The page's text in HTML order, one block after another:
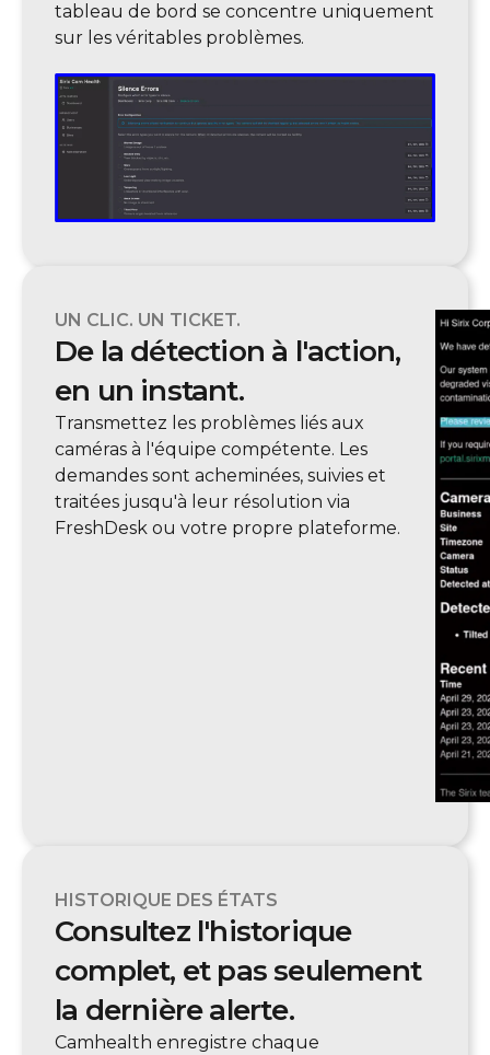
tableau de bord se concentre uniquement
sur les véritables problèmes.
UN CLIC. UN TICKET.
De la détection à l'action,
en un instant.
Transmettez les problèmes liés aux
caméras à l'équipe compétente. Les
demandes sont acheminées, suivies et
traitées jusqu'à leur résolution via
FreshDesk ou votre propre plateforme.
HISTORIQUE DES ÉTATS
Consultez l'historique
complet, et pas seulement
la dernière alerte.
Camhealth enregistre chaque